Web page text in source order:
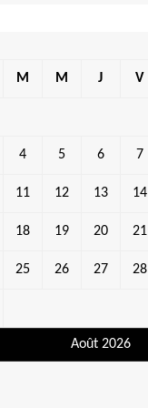
Août 2026
M M J V
4 5 6 7
11 12 13 14
18 19 20 21
25 26 27 28